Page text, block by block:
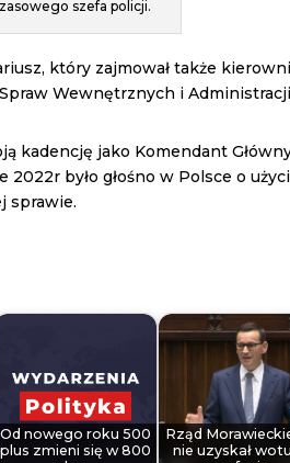
szefa policji.
który zajmował także
Wewnętrznych i
kadencję jako Komendant
było głośno w Polsce o
sprawie.
Od nowego roku 500
plus zmieni się w 800
Rząd
nie uzyskał